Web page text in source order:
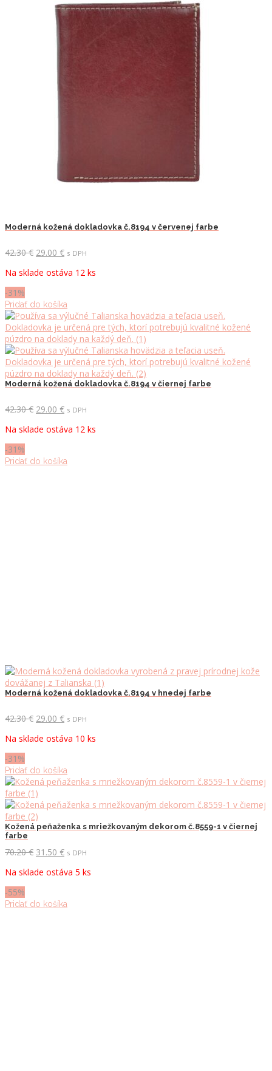
Moderná kožená dokladovka č.8194 v červenej farbe
42.30€ Pôvodná
bola:
29.00 €Aktuálna
je:
s DPH
Na sklade ostáva 12 ks
-31%
Pridať do košíka
Moderná kožená dokladovka č.8194 v čiernej farbe
42.30€ Pôvodná
bola:
29.00 €Aktuálna
je:
s DPH
Na sklade ostáva 12 ks
-31%
Pridať do košíka
Moderná kožená dokladovka č.8194 v hnedej farbe
42.30€ Pôvodná
bola:
29.00 €Aktuálna
je:
s DPH
Na sklade ostáva 10 ks
-31%
Pridať do košíka
Kožená peňaženka s mriežkovaným dekorom č.8559-1 v čiernej
farbe
70.20€ Pôvodná
bola:
31.50 €Aktuálna
je:
s DPH
Na sklade ostáva 5 ks
-55%
Pridať do košíka